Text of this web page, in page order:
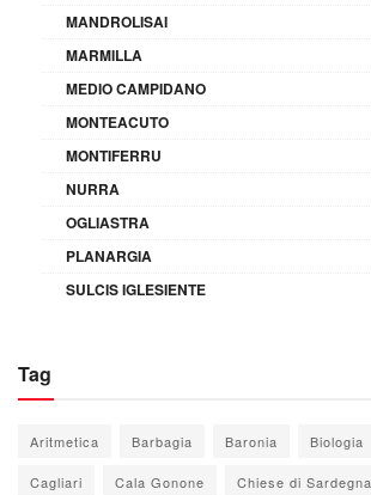
MANDROLISAI
MARMILLA
MEDIO CAMPIDANO
MONTEACUTO
MONTIFERRU
NURRA
OGLIASTRA
PLANARGIA
SULCIS IGLESIENTE
Tag
Aritmetica Barbagia Baronia Biologia
Cagliari Cala Gonone Chiese di Sardegna